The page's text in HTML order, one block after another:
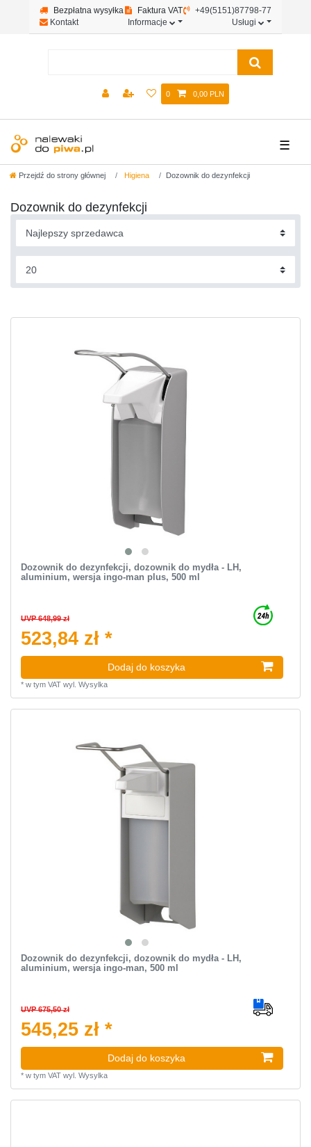
Bezpłatna wysyłka Faktura VAT
+49(5151)87798-77
Kontakt
Informacje Usługi
0 0,00 PLN
☰
Przejdź do strony głównej Higiena Dozownik do dezynfekcji
Dozownik do dezynfekcji
Dozownik do dezynfekcji, dozownik do mydła - LH,
aluminium, wersja ingo-man plus, 500 ml
UVP 648,99 zł
523,84 zł *
Dodaj do koszyka
* w tym VATwyl. Wysylka
Dozownik do dezynfekcji, dozownik do mydła - LH,
aluminium, wersja ingo-man, 500 ml
UVP 675,50 zł
545,25 zł *
Dodaj do koszyka
* w tym VATwyl. Wysylka